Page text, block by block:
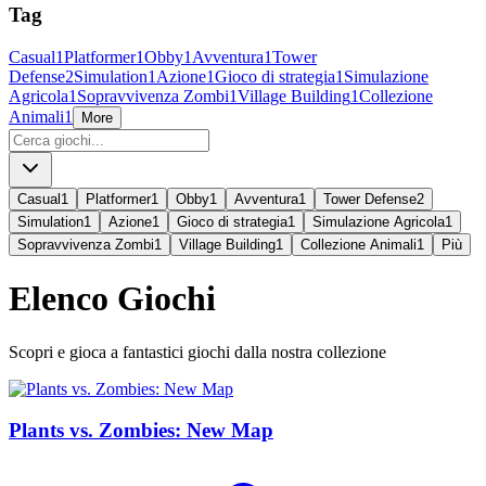
Tag
Casual1Platformer1Obby1 Avventura1Tower
Defense2Simulation1 Azione1Gioco di strategia1 Simulazione
Agricola1 Sopravvivenza Zombi1Village Building1Collezione
Animali1 More
Casual 1 Platformer1 Obby1 Avventura1 Tower Defense2
Simulation1 Azione1 Gioco di strategia1 Simulazione Agricola1
Sopravvivenza Zombi1 Village Building1 Collezione Animali1 Più
Elenco Giochi
Scopri e gioca a fantastici giochi dalla nostra collezione
Plants vs. Zombies: New Map